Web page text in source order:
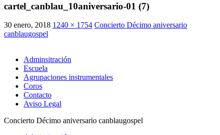
cartel_canblau_10aniversario-01 (7)
30 enero, 2018 1240 × 1754 Concierto Décimo aniversario
canblaugospel
Adminsitración
Escuela
Agrupaciones instrumentales
Coros
Contacto
Aviso Legal
Concierto Décimo aniversario canblaugospel